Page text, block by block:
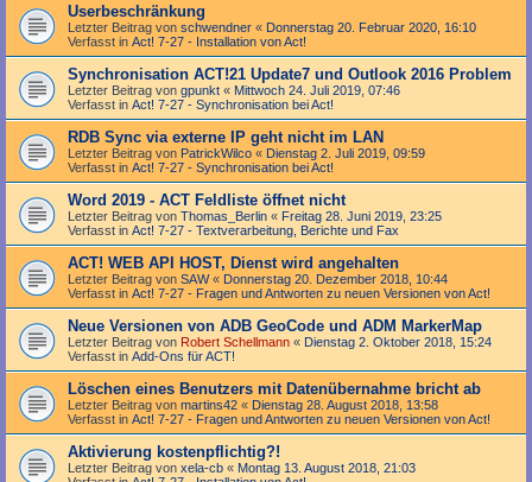
Userbeschränkung
Letzter Beitrag von schwendner « Donnerstag 20. Februar 2020, 16:10
Verfasst in Act! 7-27 - Installation von Act!
Synchronisation ACT!21 Update7 und Outlook 2016 Problem
Letzter Beitrag von gpunkt « Mittwoch 24. Juli 2019, 07:46
Verfasst in Act! 7-27 - Synchronisation bei Act!
RDB Sync via externe IP geht nicht im LAN
Letzter Beitrag von PatrickWilco « Dienstag 2. Juli 2019, 09:59
Verfasst in Act! 7-27 - Synchronisation bei Act!
Word 2019 - ACT Feldliste öffnet nicht
Letzter Beitrag von Thomas_Berlin « Freitag 28. Juni 2019, 23:25
Verfasst in Act! 7-27 - Text­­ver­arbei­tung, Berichte und Fax
ACT! WEB API HOST, Dienst wird angehalten
Letzter Beitrag von SAW« Donnerstag 20. Dezember 2018, 10:44
Verfasst in Act! 7-27 - Fragen und Antworten zu neuen Versionen von Act!
Neue Versionen von ADB GeoCode und ADM MarkerMap
Letzter Beitrag von Robert Schellmann « Dienstag 2. Oktober 2018, 15:24
Verfasst in Add-Ons für ACT!
Löschen eines Benutzers mit Datenübernahme bricht ab
Letzter Beitrag von martins42 « Dienstag 28. August 2018, 13:58
Verfasst in Act! 7-27 - Fragen und Antworten zu neuen Versionen von Act!
Aktivierung kostenpflichtig?!
Letzter Beitrag von xela-cb « Montag 13. August 2018, 21:03